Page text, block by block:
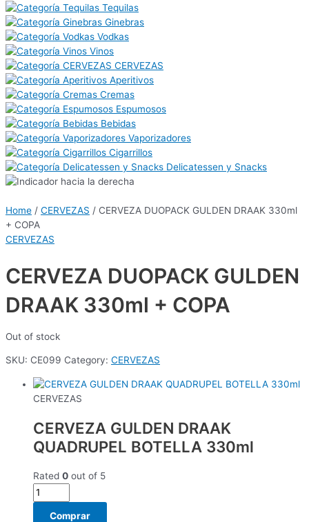
Tequilas
Ginebras
Vodkas
Vinos
CERVEZAS
Aperitivos
Cremas
Espumosos
Bebidas
Vaporizadores
Cigarrillos
Delicatessen y Snacks
Home / CERVEZAS / CERVEZA DUOPACK GULDEN DRAAK 330ml
+ COPA
CERVEZAS
CERVEZA DUOPACK GULDEN
DRAAK 330ml + COPA
Out of stock
SKU: CE099 Category: CERVEZAS
CERVEZAS
CERVEZA GULDEN DRAAK
QUADRUPEL BOTELLA 330ml
Rated 0 out of 5
Comprar